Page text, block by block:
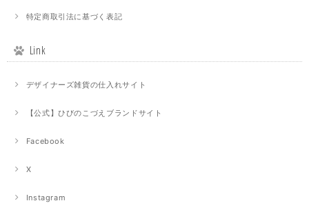
特定商取引法に基づく表記
Link
デザイナーズ雑貨の仕入れサイト
【公式】ひびのこづえブランドサイト
Facebook
X
Instagram